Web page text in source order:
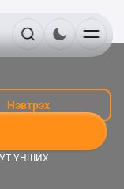
Нэвтрэх
УНШИХ